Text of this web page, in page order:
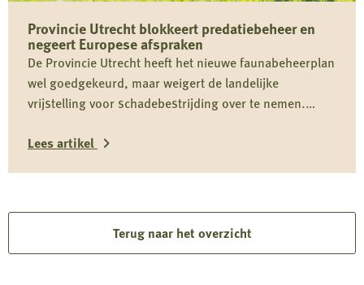
over
jachthondenbeleid
Provincie Utrecht blokkeert predatiebeheer en
negeert Europese afspraken
De Provincie Utrecht heeft het nieuwe faunabeheerplan
wel goedgekeurd, maar weigert de landelijke
vrijstelling voor schadebestrijding over te nemen.
juist in een cruciale periode voor weidevogels zoals de
Lees artikel
Provincie
Terug naar het overzicht